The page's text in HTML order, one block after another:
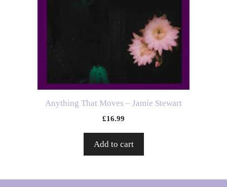
Anything That Moves – Jamie Stewart
£16.99
Add to cart